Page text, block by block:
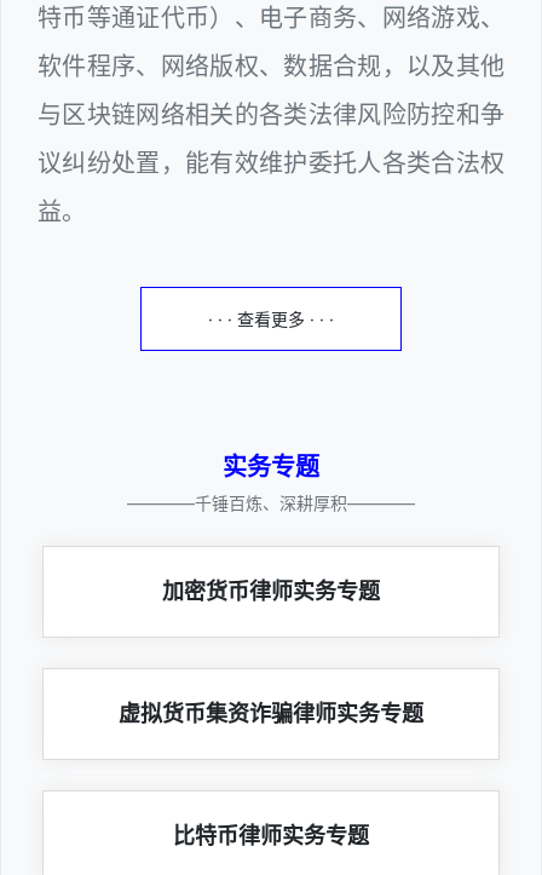
特币等通证代币）、电子商务、网络游戏、
软件程序、网络版权、数据合规，以及其他
与区块链网络相关的各类法律风险防控和争
议纠纷处置，能有效维护委托人各类合法权
益。
· · · 查看更多 · · ·
实务专题
————千锤百炼、深耕厚积————
加密货币律师实务专题
虚拟货币集资诈骗律师实务专题
比特币律师实务专题